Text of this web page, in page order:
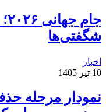
شگفتی‌ها
اخبار
10 تیر 1405